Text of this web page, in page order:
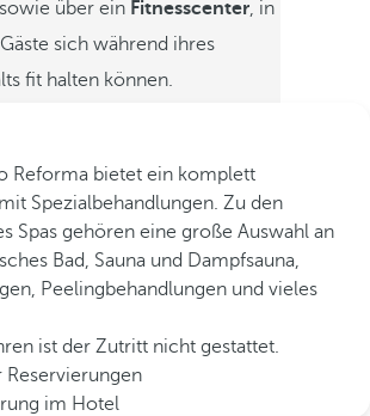
über ein Fitnesscenter, in
sich während ihres
fit halten können.
Reforma bietet ein komplett
Spezialbehandlungen. Zu den
Spas gehören eine große Auswahl an
Bad, Sauna und Dampfsauna,
Peelingbehandlungen und vieles
ist der Zutritt nicht gestattet.
im Hotel